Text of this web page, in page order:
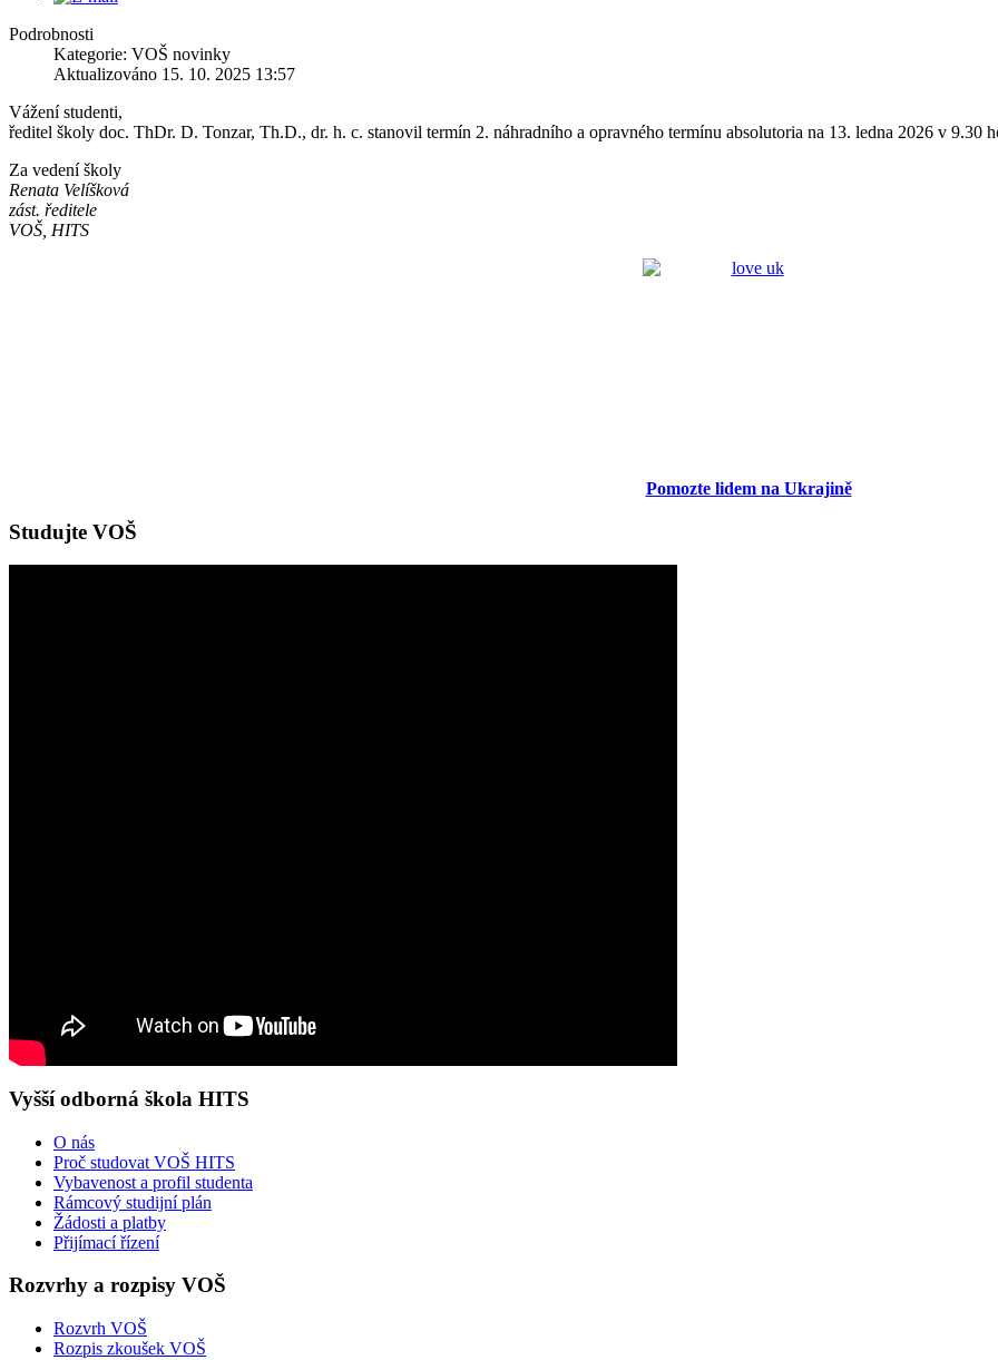
Podrobnosti
Kategorie: VOŠ novinky
Aktualizováno 15. 10. 2025 13:57
Vážení studenti,
ředitel školy doc. ThDr. D. Tonzar, Th.D., dr. h. c. stanovil termín 2. náhradního a opravného termínu absolutoria na 13. ledna 2026 v 9.30
Za vedení školy
Renata Velíšková
zást. ředitele
VOŠ, HITS
Pomozte lidem na Ukrajině
Studujte VOŠ
Vyšší odborná škola HITS
O nás
Proč studovat VOŠ HITS
Vybavenost a profil studenta
Rámcový studijní plán
Žádosti a platby
Přijímací řízení
Rozvrhy a rozpisy VOŠ
Rozvrh VOŠ
Rozpis zkoušek VOŠ